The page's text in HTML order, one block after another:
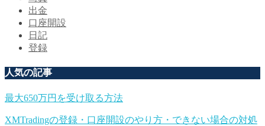
出金
口座開設
日記
登録
人気の記事
最大650万円を受け取る方法
XMTradingの登録・口座開設のやり方・できない場合の対処